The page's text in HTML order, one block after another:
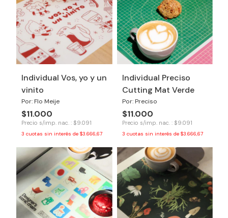
Individual Vos, yo y un
vinito
Por: Flo Meije
$11.000
Precio s/imp. nac. : $9.091
3 cuotas sin interés de $3.666,67
Individual Preciso
Cutting Mat Verde
Por: Preciso
$11.000
Precio s/imp. nac. : $9.091
3 cuotas sin interés de $3.666,67